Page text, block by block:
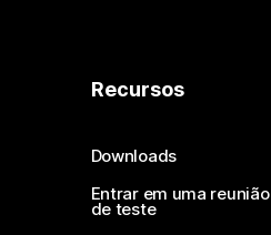
Recursos
Downloads
Entrar em uma reunião
de teste